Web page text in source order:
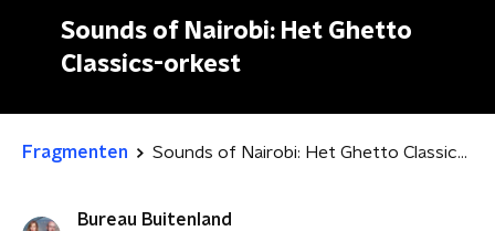
Sounds of Nairobi: Het Ghetto
Classics-orkest
Fragmenten Sounds of Nairobi: Het Ghetto Classics-orkest
Bureau Buitenland